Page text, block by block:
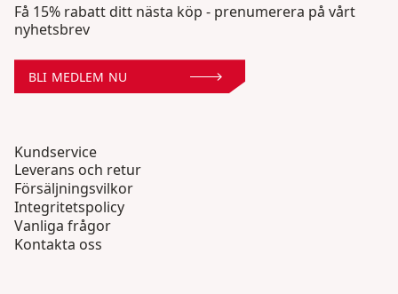
Få 15% rabatt ditt nästa köp - prenumerera på vårt
nyhetsbrev
BLI MEDLEM NU
Kundservice
Leverans och retur
Försäljningsvilkor
Integritetspolicy
Vanliga frågor
Kontakta oss